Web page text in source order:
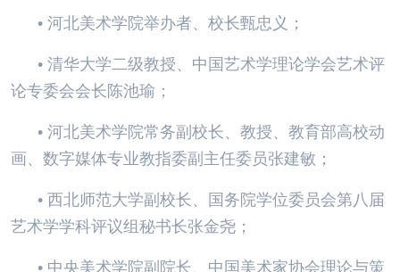
• 河北美术学院举办者、校长甄忠义；
• 清华大学二级教授、中国艺术学理论学会艺术评
论专委会会长陈池瑜；
• 河北美术学院常务副校长、教授、教育部高校动
画、数字媒体专业教指委副主任委员张建敏；
• 西北师范大学副校长、国务院学位委员会第八届
艺术学学科评议组秘书长张金尧；
• 中央美术学院副院长、中国美术家协会理论与策